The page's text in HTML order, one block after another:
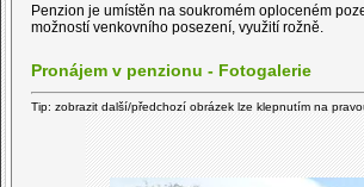
Penzion je umístěn na soukromém oploceném
možností venkovního posezení, využití rožně.
Pronájem v penzionu - Fotogalerie
Tip: zobrazit další/předchozí obrázek lze klepnutím na